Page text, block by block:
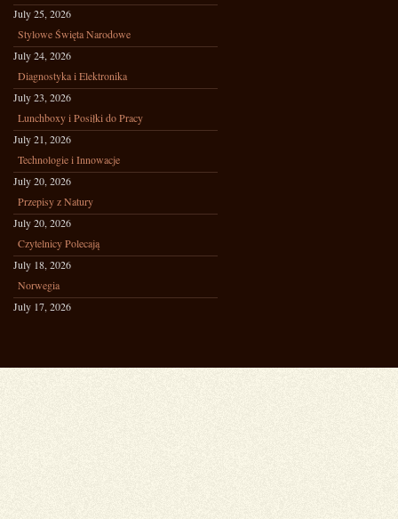
July 25, 2026
Stylowe Święta Narodowe
July 24, 2026
Diagnostyka i Elektronika
July 23, 2026
Lunchboxy i Posiłki do Pracy
July 21, 2026
Technologie i Innowacje
July 20, 2026
Przepisy z Natury
July 20, 2026
Czytelnicy Polecają
July 18, 2026
Norwegia
July 17, 2026